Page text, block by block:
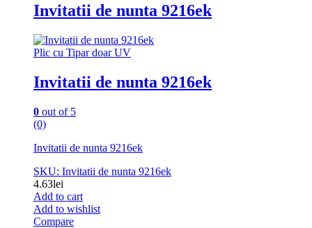
Invitatii de nunta 9216ek
Plic cu Tipar doar UV
Invitatii de nunta 9216ek
0 out of 5
(0)
Invitatii de nunta 9216ek
SKU: Invitatii de nunta 9216ek
4.63lei
Add to cart
Add to wishlist
Compare